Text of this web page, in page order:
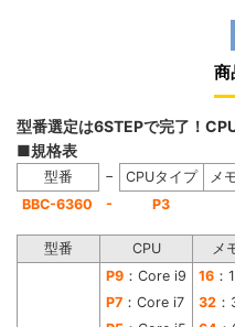
商
型番選定は6STEPで完了！
■規格表
型番 − CPUタイプ メ
BBC-6360
- P3
型番 CPU メ
P9 ：Core i9 16 ：
P7 ：Core i7 32